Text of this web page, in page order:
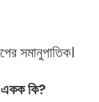
সমানুপাতিক।
কি?